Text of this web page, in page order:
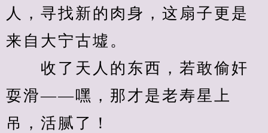
人，寻找新的肉身，这扇子更是
来自大宁古墟。
收了天人的东西，若敢偷奸
耍滑——嘿，那才是老寿星上
吊，活腻了！